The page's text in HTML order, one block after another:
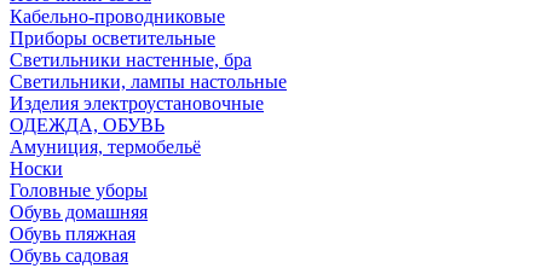
Кабельно-проводниковые
Приборы осветительные
Светильники настенные, бра
Светильники, лампы настольные
Изделия электроустановочные
ОДЕЖДА, ОБУВЬ
Амуниция, термобельё
Носки
Головные уборы
Обувь домашняя
Обувь пляжная
Обувь садовая